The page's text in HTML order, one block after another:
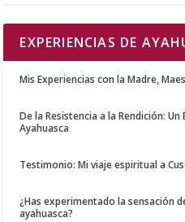
EXPERIENCIAS DE
Mis Experiencias con la Madre,
De la Resistencia a la Rendición:
Ayahuasca
Testimonio: Mi viaje espiritual a
¿Has experimentado la sensación
ayahuasca?